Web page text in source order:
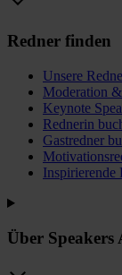
Redner finden
Unsere
Moderation
Keynote
Rednerin
Gastredner
Inspirierende
Über Speakers